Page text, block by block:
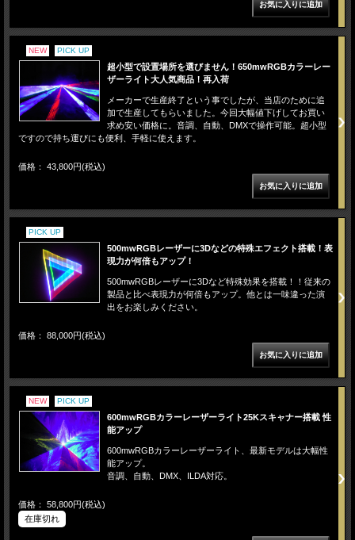
NEW PICK UP
超小型で設置場所を選びません！650mwRGBカラーレー
ザーライト大人気商品！再入荷
メーカーで生産終了という事でしたが、当店のために追
加で生産してもらいました。今回大幅値下げしてお買い
求め安い価格に。音調、自動、DMXで操作可能。超小型
ですので持ち運びにも便利、手軽に使えます。
価格： 43,800円(税込)
PICK UP
500mwRGBレーザーに3Dなどの特殊エフェクト搭載！表
現力が何倍もアップ！
500mwRGBレーザーに3Dなど特殊効果を搭載！！従来の
製品と比べ表現力が何倍もアップ。他とは一味違った演
出をお楽しみください。
価格： 88,000円(税込)
NEW PICK UP
600mwRGBカラーレーザーライト25Kスキャナー搭載 性
能アップ
600mwRGBカラーレーザーライト、最新モデルは大幅性
能アップ。
音調、自動、DMX、ILDA対応。
価格： 58,800円(税込)
在庫切れ